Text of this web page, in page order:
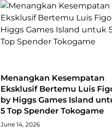
Menangkan Kesempatan
Eksklusif Bertemu Luis
by Higgs Games Island
5 Top Spender Tokogame
June 14, 2026